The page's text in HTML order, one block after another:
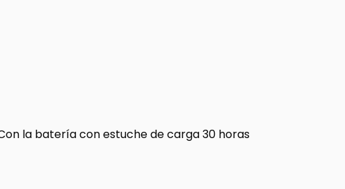
la batería con estuche de carga 30 horas